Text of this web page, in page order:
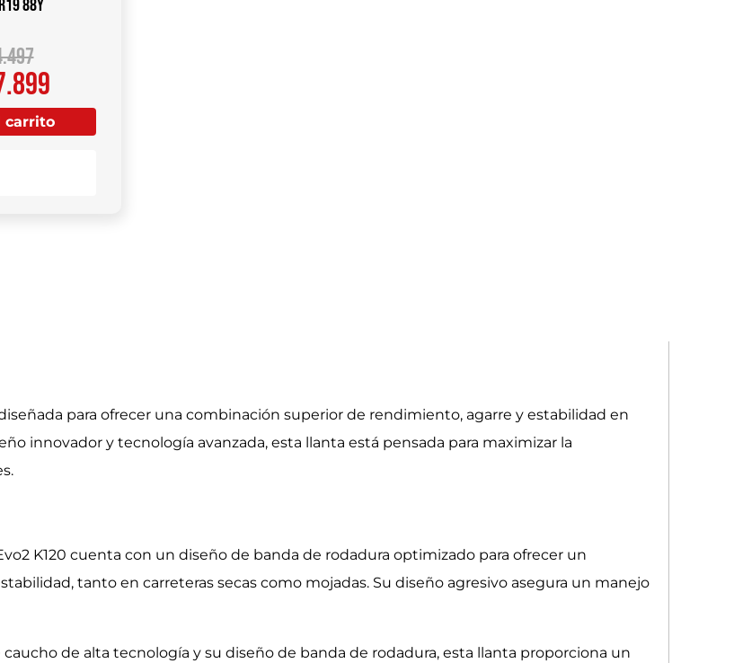
88Y
carrito
diseñada para ofrecer una combinación superior de rendimiento, agarre y estabilidad en
innovador y tecnología avanzada, esta llanta está pensada para maximizar la
K120 cuenta con un diseño de banda de rodadura optimizado para ofrecer un
tanto en carreteras secas como mojadas. Su diseño agresivo asegura un manejo
de alta tecnología y su diseño de banda de rodadura, esta llanta proporciona un